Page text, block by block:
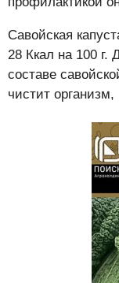
Савойская
28 Ккал на 100 г.
составе
чистит